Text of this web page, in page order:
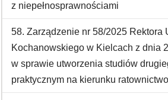
z niepełnosprawnościami
58. Zarządzenie nr 58/2025 Rektora
Kochanowskiego w Kielcach z dnia
w sprawie utworzenia studiów
praktycznym na kierunku